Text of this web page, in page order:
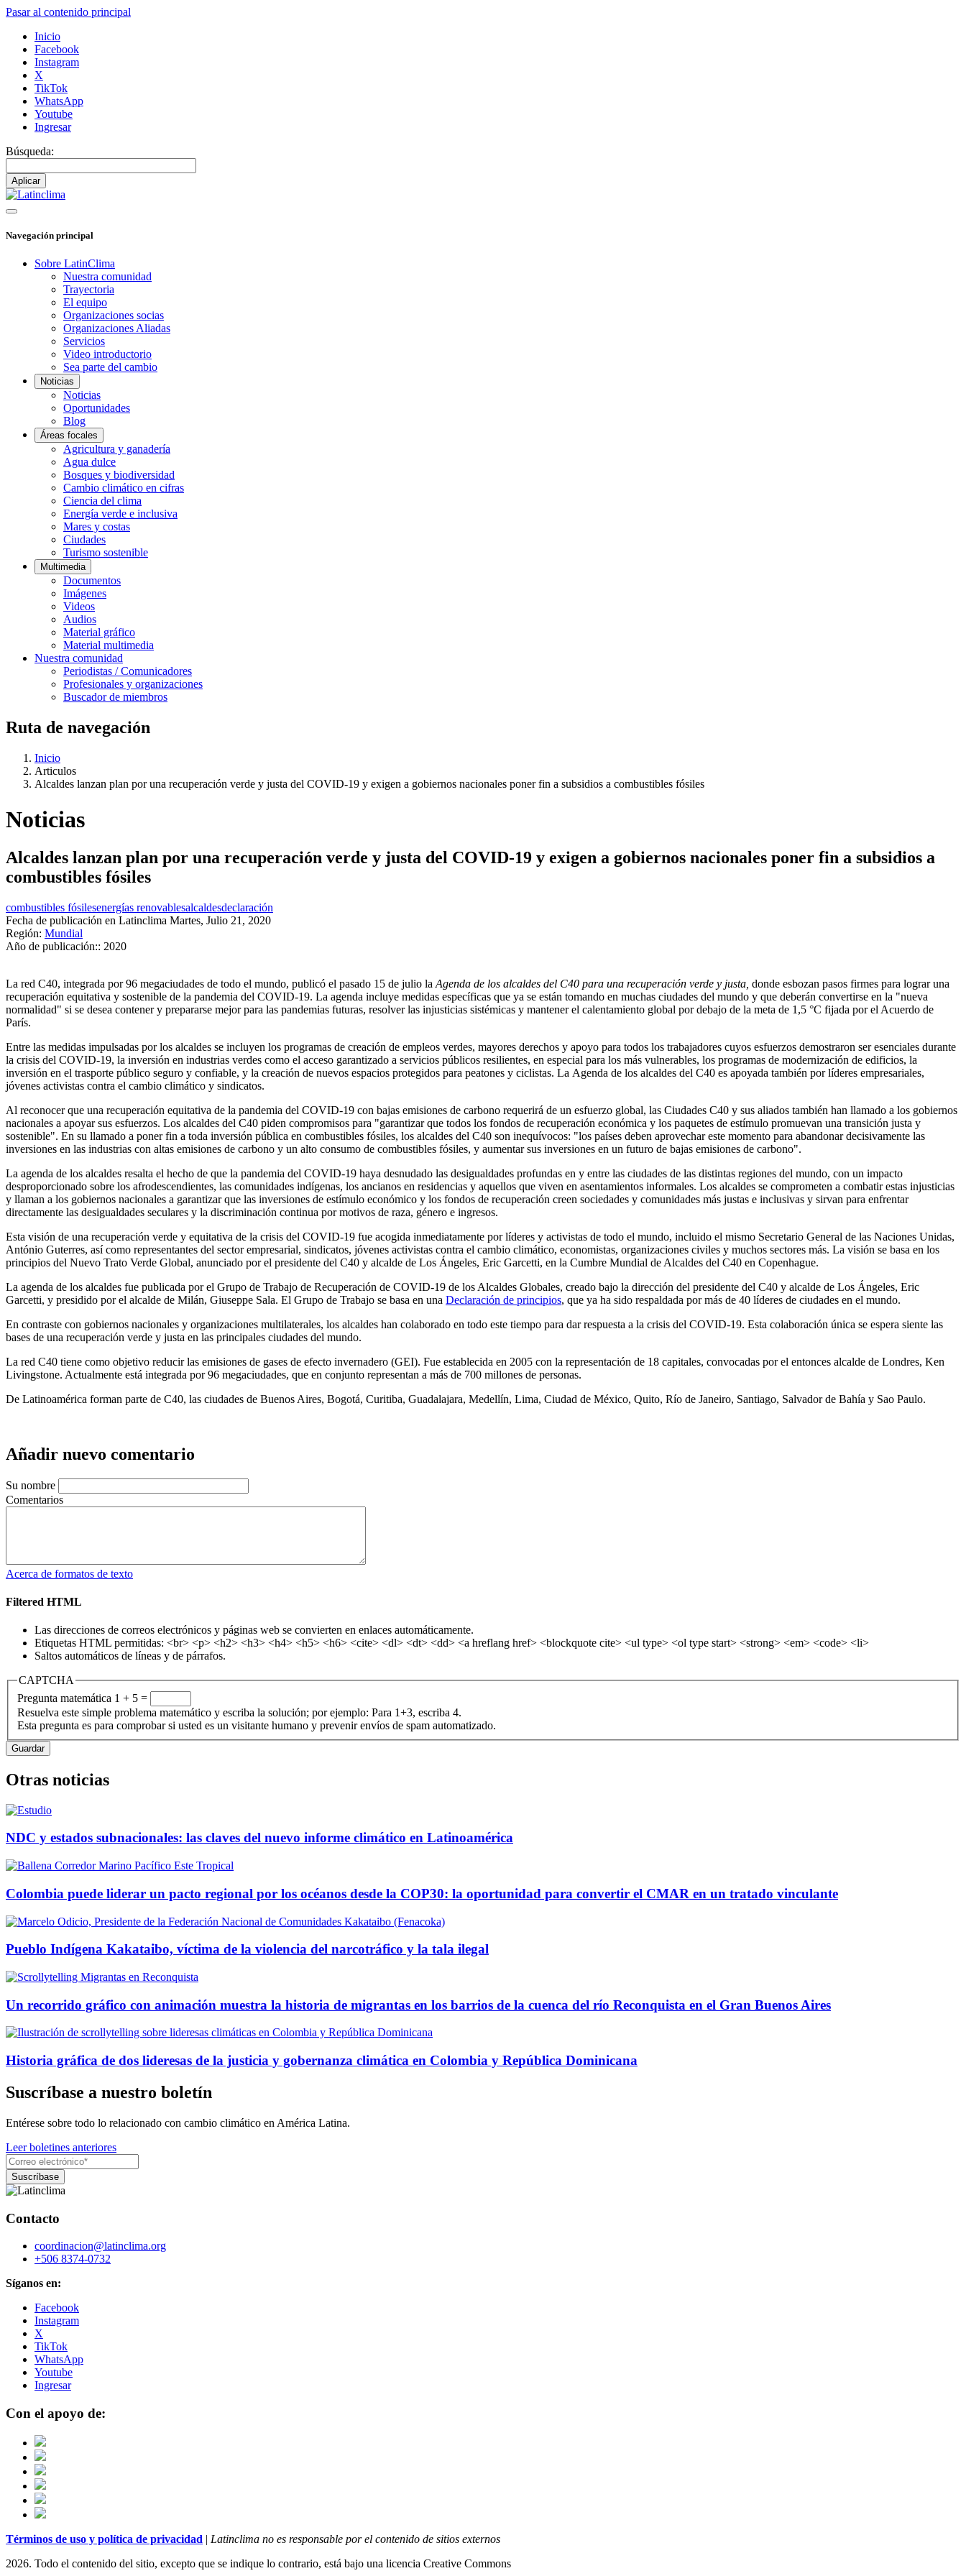
Pasar al contenido principal
Inicio
Facebook
Instagram
X
TikTok
WhatsApp
Youtube
Ingresar
Búsqueda:
Navegación principal
Sobre LatinClima
Nuestra comunidad
Trayectoria
El equipo
Organizaciones socias
Organizaciones Aliadas
Servicios
Video introductorio
Sea parte del cambio
Noticias
Noticias
Oportunidades
Blog
Áreas focales
Agricultura y ganadería
Agua dulce
Bosques y biodiversidad
Cambio climático en cifras
Ciencia del clima
Energía verde e inclusiva
Mares y costas
Ciudades
Turismo sostenible
Multimedia
Documentos
Imágenes
Videos
Audios
Material gráfico
Material multimedia
Nuestra comunidad
Periodistas / Comunicadores
Profesionales y organizaciones
Buscador de miembros
Ruta de navegación
Inicio
Articulos
Alcaldes lanzan plan por una recuperación verde y justa del COVID-19 y exigen a gobiernos nacionales poner fin a subsidios a combustibles fósiles
Noticias
Alcaldes lanzan plan por una recuperación verde y justa del COVID-19 y exigen a gobiernos nacionales poner fin a subsidios a
combustibles fósiles
combustibles fósilesenergías renovablesalcaldesdeclaración
Fecha de publicación en Latinclima Martes, Julio 21, 2020
Región: Mundial
Año de publicación:: 2020
La red C40, integrada por 96 megaciudades de todo el mundo, publicó el pasado 15 de julio la Agenda de los alcaldes del C40 para una recuperación verde y justa, donde esbozan pasos firmes para lograr una
recuperación equitativa y sostenible de la pandemia del COVID-19. La agenda incluye medidas específicas que ya se están tomando en muchas ciudades del mundo y que deberán convertirse en la "nueva
normalidad" si se desea contener y prepararse mejor para las pandemias futuras, resolver las injusticias sistémicas y mantener el calentamiento global por debajo de la meta de 1,5 °C fijada por el Acuerdo de
París.
Entre las medidas impulsadas por los alcaldes se incluyen los programas de creación de empleos verdes, mayores derechos y apoyo para todos los trabajadores cuyos esfuerzos demostraron ser esenciales durante
la crisis del COVID-19, la inversión en industrias verdes como el acceso garantizado a servicios públicos resilientes, en especial para los más vulnerables, los programas de modernización de edificios, la
inversión en el trasporte público seguro y confiable, y la creación de nuevos espacios protegidos para peatones y ciclistas. La Agenda de los alcaldes del C40 es apoyada también por líderes empresariales,
jóvenes activistas contra el cambio climático y sindicatos.
Al reconocer que una recuperación equitativa de la pandemia del COVID-19 con bajas emisiones de carbono requerirá de un esfuerzo global, las Ciudades C40 y sus aliados también han llamado a los gobiernos
nacionales a apoyar sus esfuerzos. Los alcaldes del C40 piden compromisos para "garantizar que todos los fondos de recuperación económica y los paquetes de estímulo promuevan una transición justa y
sostenible". En su llamado a poner fin a toda inversión pública en combustibles fósiles, los alcaldes del C40 son inequívocos: "los países deben aprovechar este momento para abandonar decisivamente las
inversiones en las industrias con altas emisiones de carbono y un alto consumo de combustibles fósiles, y aumentar sus inversiones en un futuro de bajas emisiones de carbono".
La agenda de los alcaldes resalta el hecho de que la pandemia del COVID-19 haya desnudado las desigualdades profundas en y entre las ciudades de las distintas regiones del mundo, con un impacto
desproporcionado sobre los afrodescendientes, las comunidades indígenas, los ancianos en residencias y aquellos que viven en asentamientos informales. Los alcaldes se comprometen a combatir estas injusticias
y llaman a los gobiernos nacionales a garantizar que las inversiones de estímulo económico y los fondos de recuperación creen sociedades y comunidades más justas e inclusivas y sirvan para enfrentar
directamente las desigualdades seculares y la discriminación continua por motivos de raza, género e ingresos.
Esta visión de una recuperación verde y equitativa de la crisis del COVID-19 fue acogida inmediatamente por líderes y activistas de todo el mundo, incluido el mismo Secretario General de las Naciones Unidas,
António Guterres, así como representantes del sector empresarial, sindicatos, jóvenes activistas contra el cambio climático, economistas, organizaciones civiles y muchos sectores más. La visión se basa en los
principios del Nuevo Trato Verde Global, anunciado por el presidente del C40 y alcalde de Los Ángeles, Eric Garcetti, en la Cumbre Mundial de Alcaldes del C40 en Copenhague.
La agenda de los alcaldes fue publicada por el Grupo de Trabajo de Recuperación de COVID-19 de los Alcaldes Globales, creado bajo la dirección del presidente del C40 y alcalde de Los Ángeles, Eric
Garcetti, y presidido por el alcalde de Milán, Giuseppe Sala. El Grupo de Trabajo se basa en una Declaración de principios, que ya ha sido respaldada por más de 40 líderes de ciudades en el mundo.
En contraste con gobiernos nacionales y organizaciones multilaterales, los alcaldes han colaborado en todo este tiempo para dar respuesta a la crisis del COVID-19. Esta colaboración única se espera siente las
bases de una recuperación verde y justa en las principales ciudades del mundo.
La red C40 tiene como objetivo reducir las emisiones de gases de efecto invernadero (GEI). Fue establecida en 2005 con la representación de 18 capitales, convocadas por el entonces alcalde de Londres, Ken
Livingstone. Actualmente está integrada por 96 megaciudades, que en conjunto representan a más de 700 millones de personas.
De Latinoamérica forman parte de C40, las ciudades de Buenos Aires, Bogotá, Curitiba, Guadalajara, Medellín, Lima, Ciudad de México, Quito, Río de Janeiro, Santiago, Salvador de Bahía y Sao Paulo.
Añadir nuevo comentario
Su nombre
Comentarios
Acerca de formatos de texto
Filtered HTML
Las direcciones de correos electrónicos y páginas web se convierten en enlaces automáticamente.
Etiquetas HTML permitidas: <br> <p> <h2> <h3> <h4> <h5> <h6> <cite> <dl> <dt> <dd> <a hreflang href> <blockquote cite> <ul type> <ol type start> <strong> <em> <code> <li>
Saltos automáticos de líneas y de párrafos.
CAPTCHA
Pregunta matemática 1 + 5 =
Resuelva este simple problema matemático y escriba la solución; por ejemplo: Para 1+3, escriba 4.
Esta pregunta es para comprobar si usted es un visitante humano y prevenir envíos de spam automatizado.
Otras noticias
NDC y estados subnacionales: las claves del nuevo informe climático en Latinoamérica
Colombia puede liderar un pacto regional por los océanos desde la COP30: la oportunidad para convertir el CMAR en un tratado vinculante
Pueblo Indígena Kakataibo, víctima de la violencia del narcotráfico y la tala ilegal
Un recorrido gráfico con animación muestra la historia de migrantas en los barrios de la cuenca del río Reconquista en el Gran Buenos Aires
Historia gráfica de dos lideresas de la justicia y gobernanza climática en Colombia y República Dominicana
Suscríbase a nuestro boletín
Entérese sobre todo lo relacionado con cambio climático en América Latina.
Leer boletines anteriores
Contacto
coordinacion@latinclima.org
+506 8374-0732
Síganos en:
Facebook
Instagram
X
TikTok
WhatsApp
Youtube
Ingresar
Con el apoyo de:
Términos de uso y política de privacidad | Latinclima no es responsable por el contenido de sitios externos
2026. Todo el contenido del sitio, excepto que se indique lo contrario, está bajo una licencia Creative Commons